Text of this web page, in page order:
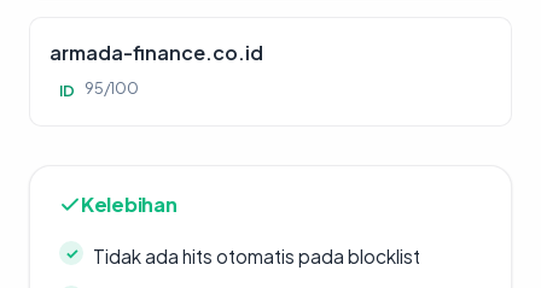
armada-finance.co.id
ID 95/100
Kelebihan
Tidak ada hits otomatis pada blocklist